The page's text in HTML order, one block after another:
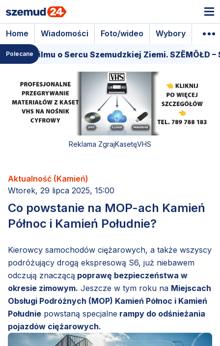
Home Wiadomości Foto/wideo Wybory
Polecane
filmu o Sercu Szemudzkiej Ziemi. SZËMÔŁD –
Reklama ZgrajKasetęVHS
Aktualność (Kamień)
Wtorek, 29 lipca 2025, 15:00
Co powstanie na MOP-ach Kamień
Północ i Kamień Południe?
Kierowcy samochodów ciężarowych, a także wszyscy
podróżujący drogą ekspresową S6, już niebawem
odczują znaczącą poprawę bezpieczeństwa w
okresie zimowym. Jeszcze w tym roku na Miejscach
Obsługi Podróżnych (MOP) Kamień Północ i Kamień
Południe powstaną specjalne rampy do odśnieżania
pojazdów ciężarowych.